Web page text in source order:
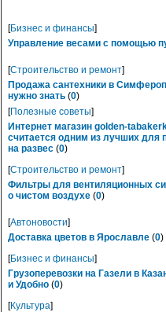
[Бизнес и финансы]
Управление весами с помощью
[Строительство и ремонт]
Продажа сантехники в
нужно знать (0)
[Полезные советы]
Интернет магазин golden-
считается одним из лучших для
на развес (0)
[Строительство и ремонт]
Фильтры для вентиляционных
о чистом воздухе (0)
[Автоновости]
Доставка цветов в Ярославле (0)
[Бизнес и финансы]
Грузоперевозки на Газели в
и Удобно (0)
[Культура]